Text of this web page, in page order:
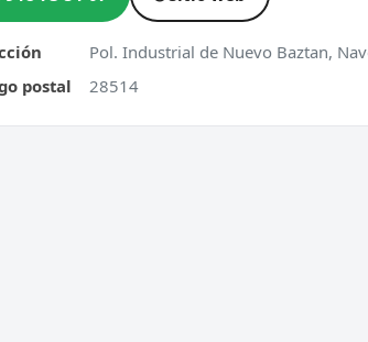
Pol. Industrial de Nuevo Baztan,
postal
28514